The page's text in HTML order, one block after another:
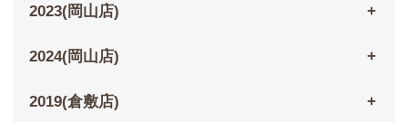
2023(岡山店)
2024(岡山店)
2019(倉敷店)